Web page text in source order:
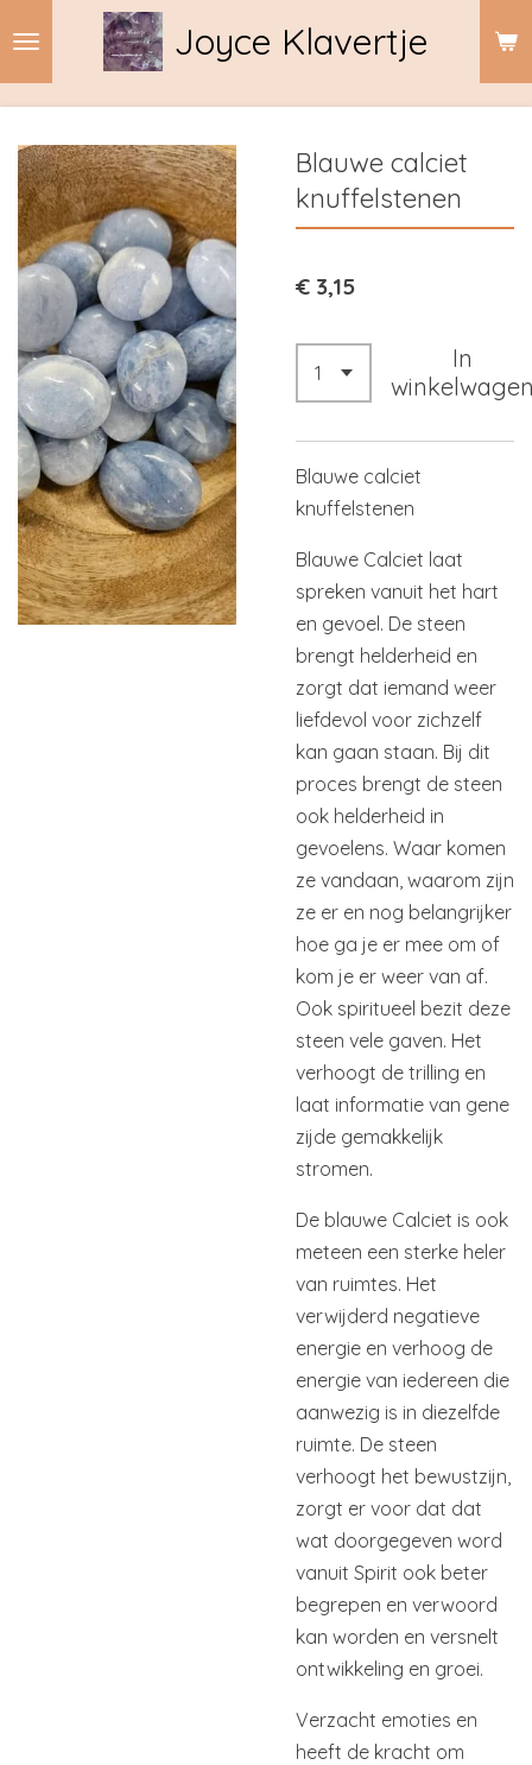
hoofdinhoud
Joyce Klavertje
Blauwe calciet
knuffelstenen
€ 3,15
In
Blauwe calciet
knuffelstenen
Blauwe Calciet laat
spreken vanuit het hart
en gevoel. De steen
brengt helderheid en
zorgt dat iemand weer
liefdevol voor zichzelf
kan gaan staan. Bij dit
proces brengt de steen
ook helderheid in
gevoelens. Waar komen
ze vandaan, waarom zijn
ze er en nog belangrijker
hoe ga je er mee om of
kom je er weer van af.
Ook spiritueel bezit deze
steen vele gaven. Het
verhoogt de trilling en
laat informatie van gene
zijde gemakkelijk
stromen.
De blauwe Calciet is ook
meteen een sterke heler
van ruimtes. Het
verwijderd negatieve
energie en verhoog de
energie van iedereen die
aanwezig is in diezelfde
ruimte. De steen
verhoogt het bewustzijn,
zorgt er voor dat dat
wat doorgegeven word
vanuit Spirit ook beter
begrepen en verwoord
kan worden en versnelt
ontwikkeling en groei.
Verzacht emoties en
heeft de kracht om